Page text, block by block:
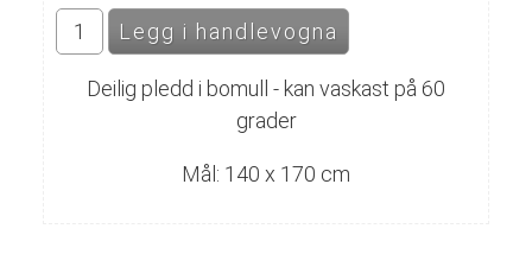
Deilig pledd i bomull - kan vaskast på 60
grader
Mål: 140 x 170 cm